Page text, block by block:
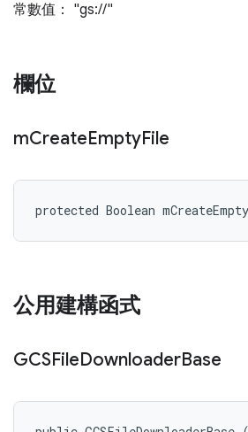
常數值： "gs://"
欄位
mCreateEmptyFile
protected Boolean
公用建構函式
GCSFileDownloaderBase